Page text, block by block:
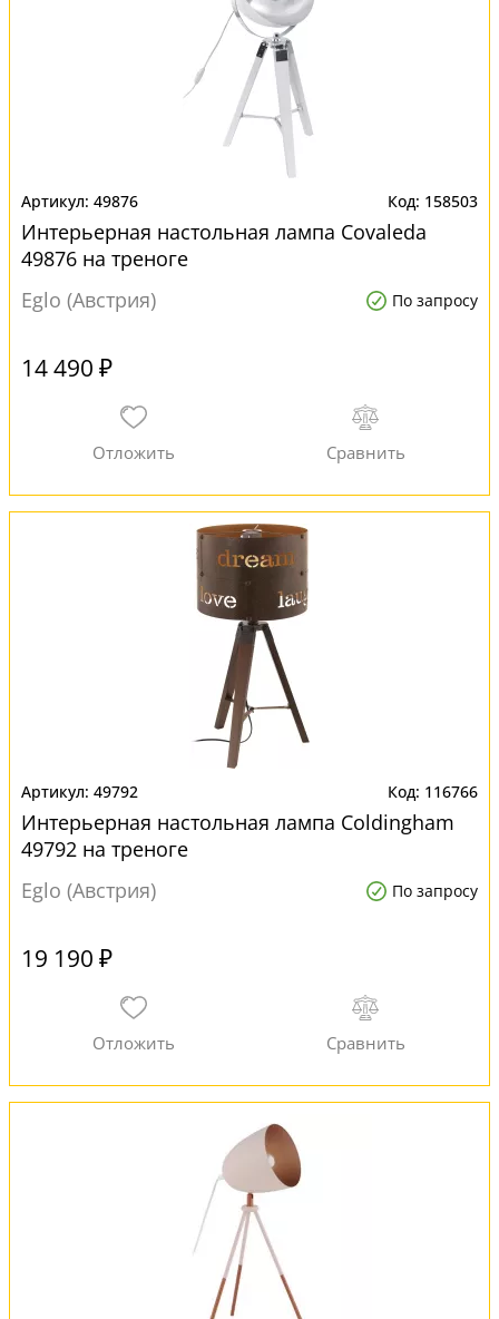
49876 158503
Интерьерная настольная лампа Covaleda
49876 на треноге
Eglo (Австрия)
По запросу
14 490 ₽
49792 116766
Интерьерная настольная лампа Coldingham
49792 на треноге
Eglo (Австрия)
По запросу
19 190 ₽